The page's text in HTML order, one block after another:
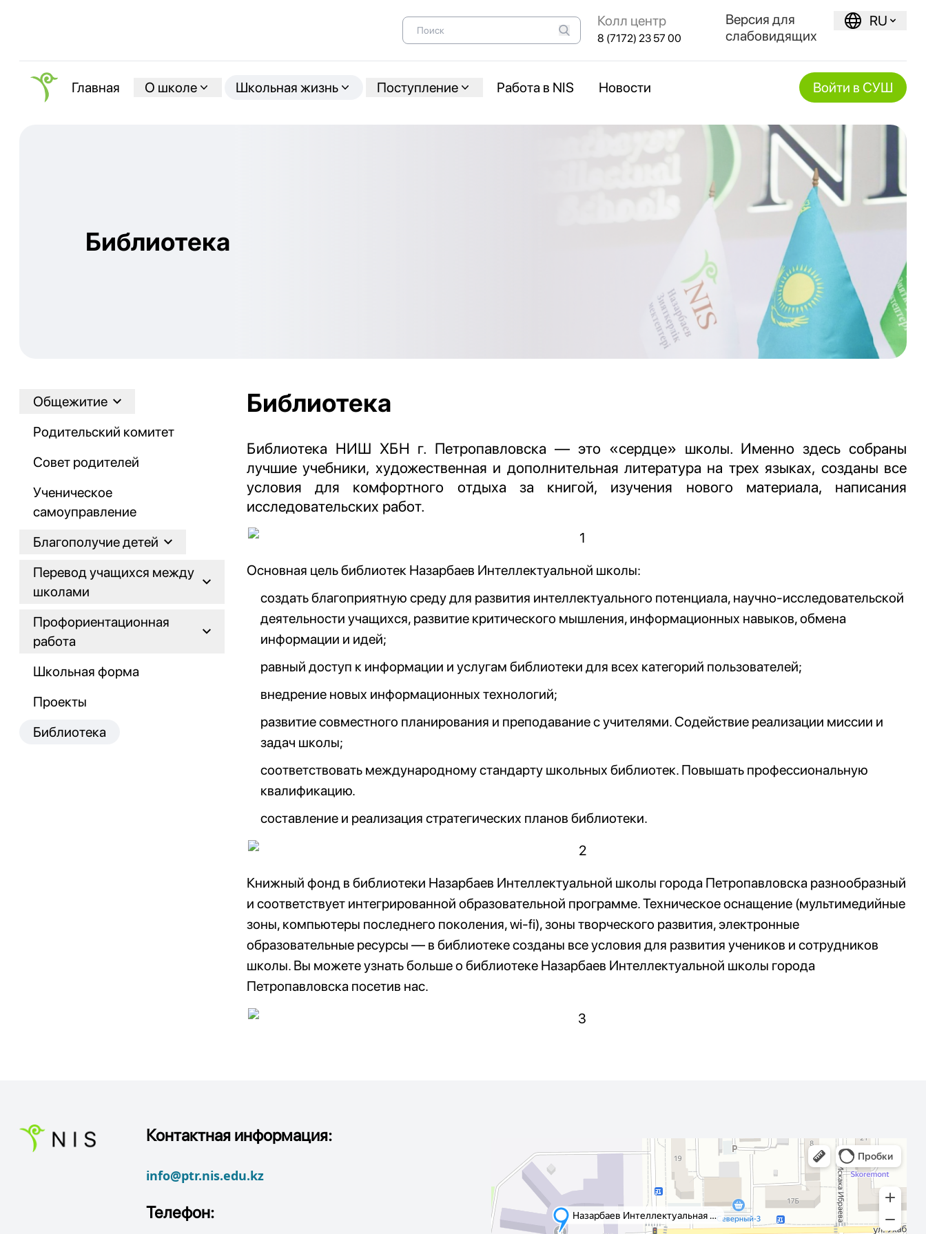
Колл центр
8 (7172) 23 57 00
Версия для
слабовидящих
RU
Главная О школе Школьная жизнь Поступление Работа в NIS Новости Войти в СУШ
Библиотека
Общежитие
Родительский комитет
Совет родителей
Ученическое
самоуправление
Благополучие детей
Перевод учащихся между
школами
Профориентационная
работа
Школьная форма
Проекты
Библиотека
Библиотека
Библиотека НИШ ХБН г. Петропавловска — это «сердце» школы. Именно здесь собраны
лучшие учебники, художественная и дополнительная литература на трех языках, созданы все
условия для комфортного отдыха за книгой, изучения нового материала, написания
исследовательских работ.
Основная цель библиотек Назарбаев Интеллектуальной школы:
создать благоприятную среду для развития интеллектуального потенциала, научно-исследовательской
деятельности учащихся, развитие критического мышления, информационных навыков, обмена
информации и идей;
равный доступ к информации и услугам библиотеки для всех категорий пользователей;
внедрение новых информационных технологий;
развитие совместного планирования и преподавание с учителями. Содействие реализации миссии и
задач школы;
соответствовать международному стандарту школьных библиотек. Повышать профессиональную
квалификацию.
составление и реализация стратегических планов библиотеки.
Книжный фонд в библиотеки Назарбаев Интеллектуальной школы города Петропавловска разнообразный
и соответствует интегрированной образовательной программе. Техническое оснащение (мультимедийные
зоны, компьютеры последнего поколения, wi-fi), зоны творческого развития, электронные
образовательные ресурсы — в библиотеке созданы все условия для развития учеников и сотрудников
школы. Вы можете узнать больше о библиотеке Назарбаев Интеллектуальной школы города
Петропавловска посетив нас.
Контактная информация:
info@ptr.nis.edu.kz
Телефон: